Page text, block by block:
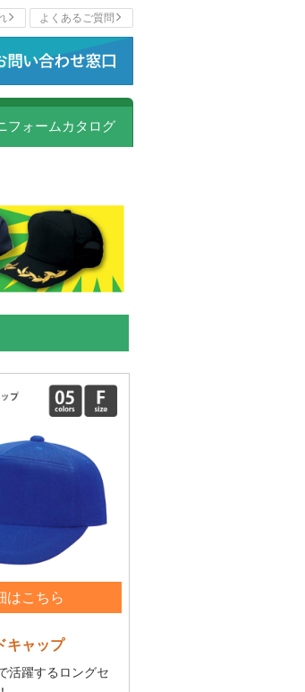
よくあるご質問
フォームカタログ
はこちら
キャップ
活躍するロングセ